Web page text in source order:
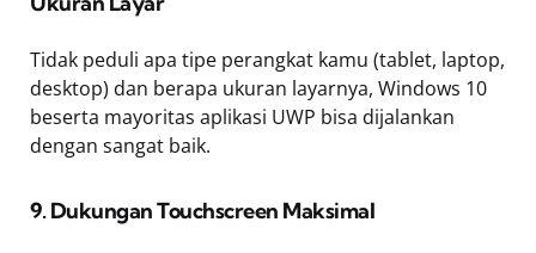
Tidak peduli apa tipe perangkat kamu (tablet, laptop,
desktop) dan berapa ukuran layarnya, Windows 10
beserta mayoritas aplikasi UWP bisa dijalankan
dengan sangat baik.
9. Dukungan Touchscreen Maksimal